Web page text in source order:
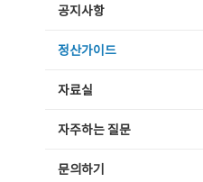
공지사항
정산가이드
자료실
자주하는 질문
문의하기